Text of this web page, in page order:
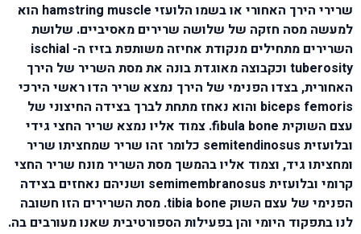
שרירי הירך האחורי או בשמו הלועזי hamstring muscle הוא
למעשה מסה חזקה של שלושה שרירים מאסיביים. שלושת
השרירים מתחילים מנקודת אחיזה משותפת בזיז ה- ischial
tuberosity וכקבוצה מאוגדת בונה את מסת השריר של הירך
האחורית, בצדו הפנימי של הירך נמצא שריר הדו ראשי הירכי
biceps femoris והוא נאחז מתחת לברך בצידה החיצוני של
עצם השוקית fibula bone. צמוד אליו נמצא שריר החצי גידי
ובלועזית semitendinosus כלומר זהו שריר שמחציתו שריר
ומחציתו גיד, וצמוד אליו בהמשך מסת השריר מונח שריר החצי
קרומי ובלועזית semimembranosus ושניהם נאחזים בצידה
הפנימי של עצם השוק tibia bone. מסת השרירים הזו חשובה
לנו בתפקוד היומי והן בפעילות הספורטיבית שאנו מעורבים בה.